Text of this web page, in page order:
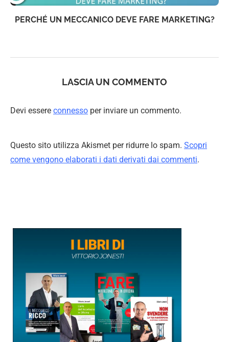
PERCHÉ UN MECCANICO DEVE FARE MARKETING?
LASCIA UN COMMENTO
Devi essere connesso per inviare un commento.
Questo sito utilizza Akismet per ridurre lo spam. Scopri
come vengono elaborati i dati derivati dai commenti.